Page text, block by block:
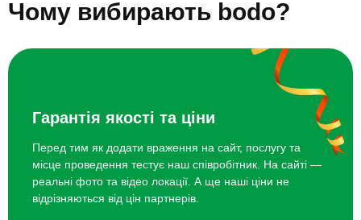
Гра на 5 музичних інструментах 3000 грн
Курс вокалу 2200 грн
Подарунки на день народження 17 років
Подарунки на день народження 19 років
Подарунки на день народження 35 років
Подарунки на день народження 45 років
Чому вибирають bodo?
Гарантія якості та ціни
Перед тим як додати враження на сайт, послугу та
місце проведення тестує наш співробітник. На сайті —
реальні фото та відео локації. А ще наші ціни не
відрізняються від цін партнерів.